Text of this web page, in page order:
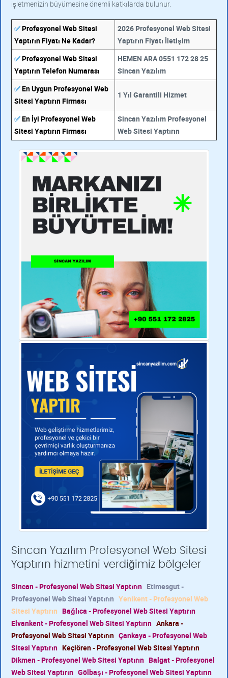
işletmenizin büyümesine önemli katkılarda bulunur.
✅Profesyonel Web Sitesi
Yaptırın Fiyatı Ne Kadar?
2026 Profesyonel Web Sitesi
Yaptırın Fiyatı İletişim
✅Profesyonel Web Sitesi
Yaptırın Telefon Numarası
HEMEN ARA 0551 172 28 25
Sincan Yazılım
✅En Uygun Profesyonel Web
Sitesi Yaptırın Firması
1 Yıl Garantili Hizmet
✅En İyi Profesyonel Web
Sitesi Yaptırın Firması
Sincan Yazılım Profesyonel
Web Sitesi Yaptırın
Sincan Yazılım Profesyonel Web Sitesi
Yaptırın hizmetini verdiğimiz bölgeler
Sincan - Profesyonel Web Sitesi Yaptırın Etimesgut -
Profesyonel Web Sitesi Yaptırın Yenikent - Profesyonel Web
Sitesi Yaptırın Bağlıca - Profesyonel Web Sitesi Yaptırın
Elvankent - Profesyonel Web Sitesi Yaptırın Ankara -
Profesyonel Web Sitesi Yaptırın Çankaya - Profesyonel Web
Sitesi Yaptırın Keçiören - Profesyonel Web Sitesi Yaptırın
Dikmen - Profesyonel Web Sitesi Yaptırın Balgat - Profesyonel
Web Sitesi Yaptırın Gölbaşı - Profesyonel Web Sitesi Yaptırın